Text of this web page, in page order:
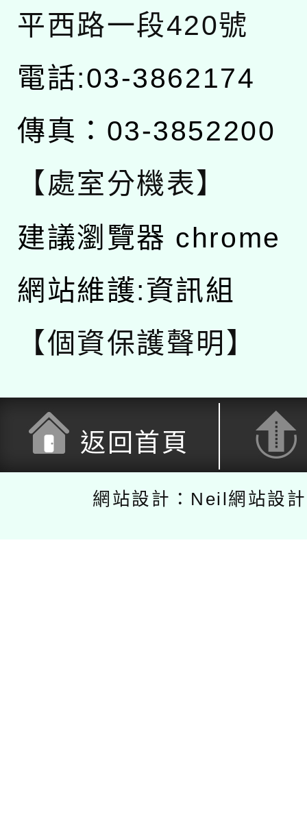
平西路一段420號
電話:03-3862174
傳真：03-3852200
【處室分機表】
建議瀏覽器 chrome
網站維護:資訊組
【個資保護聲明】
返回首頁
網站設計：Neil網站設